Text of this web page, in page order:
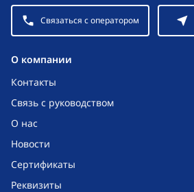
O компании
Контакты
Связь с руководством
О нас
Новости
Сертификаты
Реквизиты
Связаться с оператором